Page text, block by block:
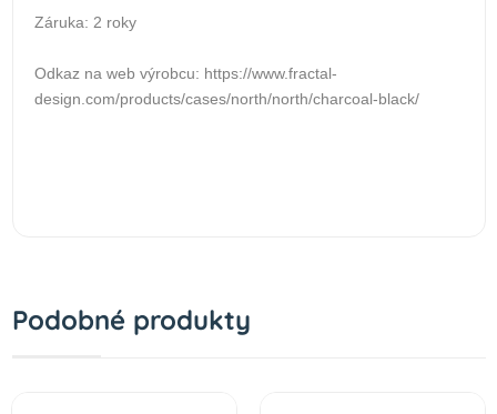
Záruka: 2 roky
Odkaz na web výrobcu: https://www.fractal-
design.com/products/cases/north/north/charcoal-black/
Podobné produkty